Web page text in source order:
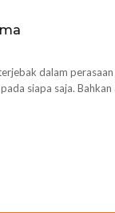
dalam
siapa saja.